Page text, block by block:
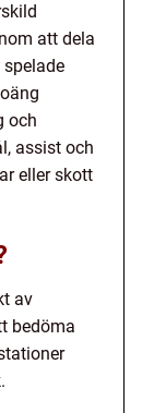
att dela
och
assist och
eller skott
av
bedöma